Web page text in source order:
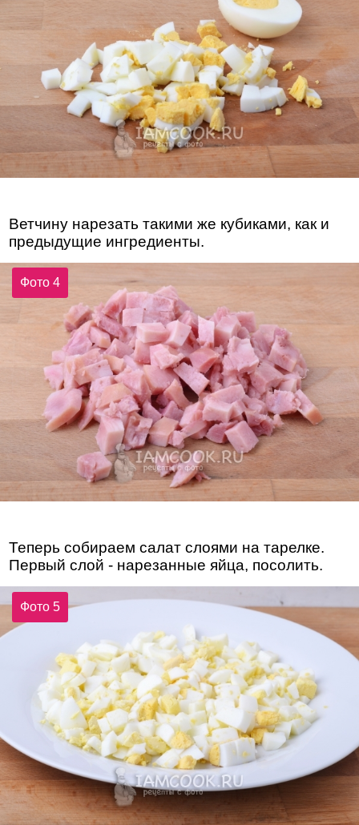
Ветчину нарезать такими же кубиками, как и
предыдущие ингредиенты.
Фото 4
Теперь собираем салат слоями на тарелке.
Первый слой - нарезанные яйца, посолить.
Фото 5